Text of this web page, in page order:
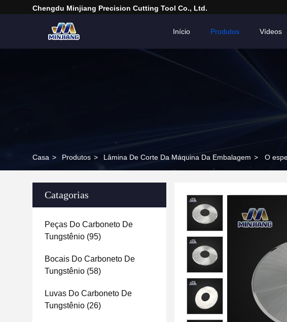
Chengdu Minjiang Precision Cutting Tool Co., Ltd.
Início Produtos Vídeos
Casa > Produtos > Lâmina De Corte Da Máquina Da Embalagem > O
Catagorias
Peças Do Carboneto De
Tungstênio (95)
Bocais Do Carboneto De
Tungstênio (58)
Luvas Do Carboneto De
Tungstênio (26)